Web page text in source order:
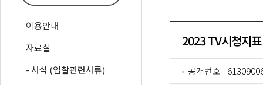
이용안내
자료실
- 서식 (입찰관련서류)
2023 TV시청지
공개번호